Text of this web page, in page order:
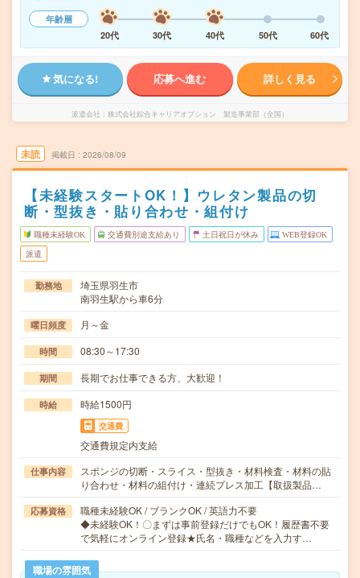
年齢層
20代
30代 40代 50代 60代
気になる! 応募へ進む 詳しく見る
派遣会社 株式会社綜合キャリアオプション 製造事業部（全国）
未読 掲載日 2026/08/09
【未経験スタートOK！】ウレタン製品の切
断・型抜き・貼り合わせ・組付け
職種未経験OK 交通費別途支給あり 土日祝日が休み WEB登録OK
派遣
勤務地
埼玉県羽生市
南羽生駅から車6分
曜日頻度 月～金
時間 08:30～17:30
期間 長期でお仕事できる方、大歓迎！
時給 時給1500円
交通費
交通費規定内支給
仕事内容
スポンジの切断・スライス・型抜き・材料検査・材料の貼
り合わせ・材料の組付け・連続プレス加工【取扱製品…
応募資格
職種未経験OK / ブランクOK / 英語力不要
◆未経験OK！〇まずは事前登録だけでもOK！履歴書不要
で気軽にオンライン登録★氏名・職種などを入力す…
職場の雰囲気